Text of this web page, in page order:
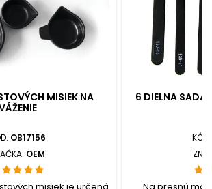
MISIEK NA
OB17156
OEM
6 DIELNA SADA
KÓD: